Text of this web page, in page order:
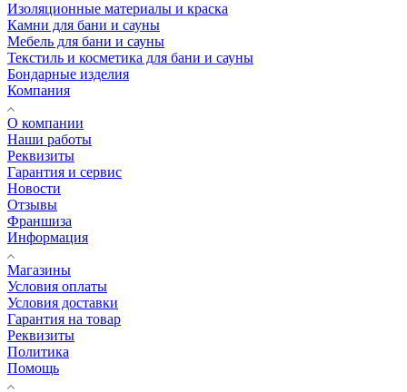
Изоляционные материалы и краска
Камни для бани и сауны
Мебель для бани и сауны
Текстиль и косметика для бани и сауны
Бондарные изделия
Компания
О компании
Наши работы
Реквизиты
Гарантия и сервис
Новости
Отзывы
Франшиза
Информация
Магазины
Условия оплаты
Условия доставки
Гарантия на товар
Реквизиты
Политика
Помощь